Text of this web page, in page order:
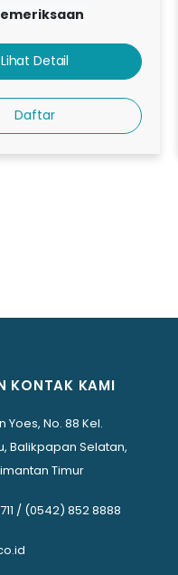
Lihat Detail
Daftar
KONTAK KAMI
Yoes, No. 88 Kel.
Balikpapan Selatan,
Timur
/ (0542) 852 8888